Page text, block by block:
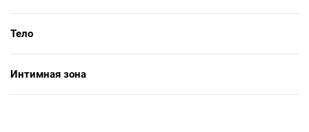
Тело
Интимная зона